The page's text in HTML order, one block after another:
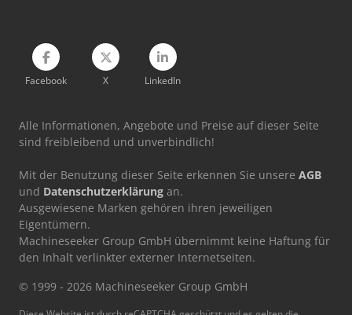
Facebook X LinkedIn
Alle Informationen, Angebote und Preise auf dieser Seite
sind freibleibend und unverbindlich!
Mit der Benutzung dieser Seite erkennen Sie unsere AGB
und Datenschutzerklärung an.
Ausgewiesene Marken gehören ihren jeweiligen
Eigentümern.
Machineseeker Group GmbH übernimmt keine Haftung für
den Inhalt verlinkter externer Internetseiten.
© 1999 - 2026 Machineseeker Group GmbH